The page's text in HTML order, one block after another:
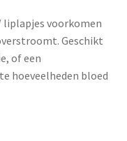
liplapjes voorkomen
Geschikt
of een
hoeveelheden bloed